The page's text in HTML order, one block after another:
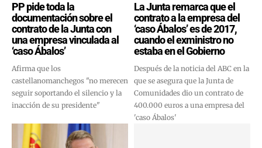
PP pide toda la
documentación sobre el
contrato de la Junta con
una empresa vinculada al
‘caso Ábalos’
Afirma que los
castellanomanchegos "no merecen
seguir soportando el silencio y la
inacción de su presidente"
La Junta remarca que el
contrato a la empresa del
‘caso Ábalos’ es de 2017,
cuando el exministro no
estaba en el Gobierno
Después de la noticia del ABC en la
que se asegura que la Junta de
Comunidades dio un contrato de
400.000 euros a una empresa del
'caso Ábalos'